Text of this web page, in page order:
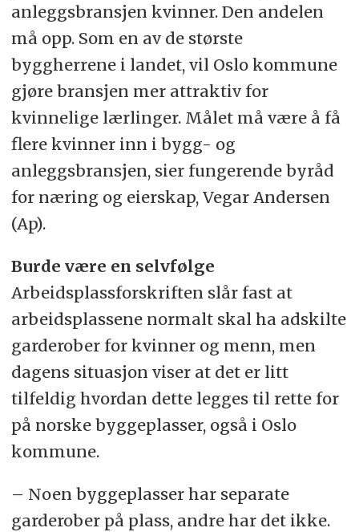
anleggsbransjen kvinner. Den andelen
må opp. Som en av de største
byggherrene i landet, vil Oslo kommune
gjøre bransjen mer attraktiv for
kvinnelige lærlinger. Målet må være å få
flere kvinner inn i bygg- og
anleggsbransjen, sier fungerende byråd
for næring og eierskap, Vegar Andersen
(Ap).
Burde være en selvfølge
Arbeidsplassforskriften slår fast at
arbeidsplassene normalt skal ha adskilte
garderober for kvinner og menn, men
dagens situasjon viser at det er litt
tilfeldig hvordan dette legges til rette for
på norske byggeplasser, også i Oslo
kommune.
– Noen byggeplasser har separate
garderober på plass, andre har det ikke.